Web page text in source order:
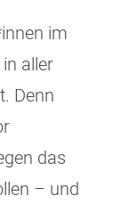
im
aller
Denn
das
– und